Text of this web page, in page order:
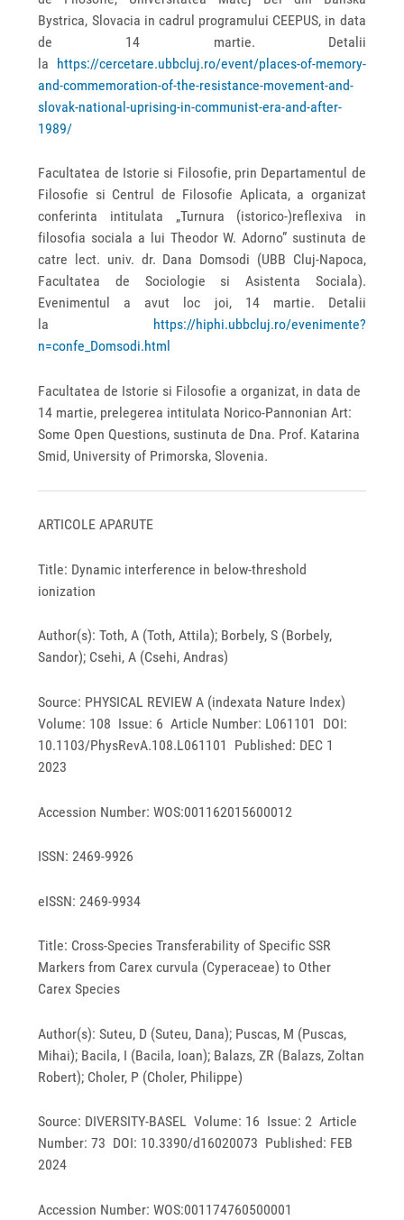
Bystrica, Slovacia in cadrul programului CEEPUS, in data
de 14 martie. Detalii
la https://cercetare.ubbcluj.ro/event/places-of-memory-
and-commemoration-of-the-resistance-movement-and-
slovak-national-uprising-in-communist-era-and-after-
1989/
Facultatea de Istorie si Filosofie, prin Departamentul de
Filosofie si Centrul de Filosofie Aplicata, a organizat
conferinta intitulata „Turnura (istorico-)reflexiva in
filosofia sociala a lui Theodor W. Adorno” sustinuta de
catre lect. univ. dr. Dana Domsodi (UBB Cluj-Napoca,
Facultatea de Sociologie si Asistenta Sociala).
Evenimentul a avut loc joi, 14 martie. Detalii
la
https://hiphi.ubbcluj.ro/evenimente?
n=confe_Domsodi.html
Facultatea de Istorie si Filosofie a organizat, in data de
14 martie, prelegerea intitulata Norico-Pannonian Art:
Some Open Questions, sustinuta de Dna. Prof. Katarina
Smid, University of Primorska, Slovenia.
ARTICOLE APARUTE
Title: Dynamic interference in below-threshold
ionization
Author(s): Toth, A (Toth, Attila); Borbely, S (Borbely,
Sandor); Csehi, A (Csehi, Andras)
Source: PHYSICAL REVIEW A (indexata Nature Index)
Volume: 108 Issue: 6 Article Number: L061101 DOI:
10.1103/PhysRevA.108.L061101 Published: DEC 1
2023
Accession Number: WOS:001162015600012
ISSN: 2469-9926
eISSN: 2469-9934
Title: Cross-Species Transferability of Specific SSR
Markers from Carex curvula (Cyperaceae) to Other
Carex Species
Author(s): Suteu, D (Suteu, Dana); Puscas, M (Puscas,
Mihai); Bacila, I (Bacila, Ioan); Balazs, ZR (Balazs, Zoltan
Robert); Choler, P (Choler, Philippe)
Source: DIVERSITY-BASEL Volume: 16 Issue: 2 Article
Number: 73 DOI: 10.3390/d16020073 Published: FEB
2024
Accession Number: WOS:001174760500001